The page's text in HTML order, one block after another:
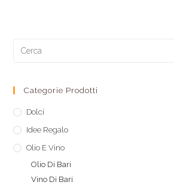
Categorie Prodotti
Dolci
Idee Regalo
Olio E Vino
Olio Di Bari
Vino Di Bari